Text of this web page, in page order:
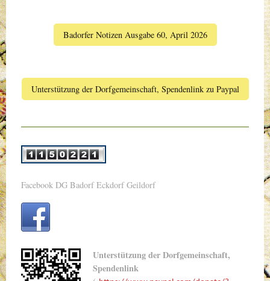
Badorfer Notizen Ausgabe 60, April 2026
Unterstützung der Dorfgemeinschaft, Spendenlink zu Paypal
Facebook DG Badorf Eckdorf Geildorf
Unterstützung der Dorfgemeinschaft,
Spendenlink